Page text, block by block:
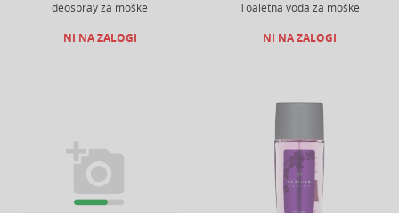
deospray za moške
NI NA ZALOGI
Toaletna voda za moške
NI NA ZALOGI